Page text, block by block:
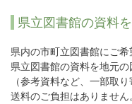
県立図書館の資料
県内の市町立図書館にご
県立図書館の資料を地元の
（参考資料など、一部取
送料のご負担はありませ